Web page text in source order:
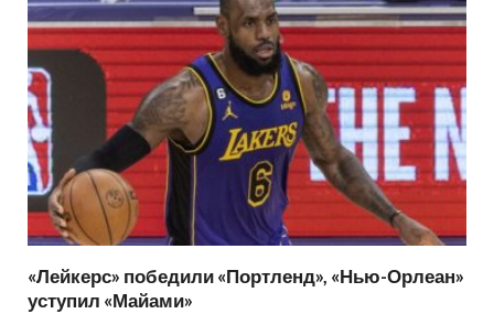
«Лейкерс» победили «Портленд», «Нью-Орлеан»
уступил «Майами»